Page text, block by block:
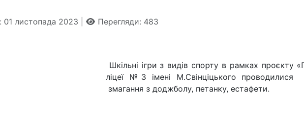
01 листопада 2023 Перегляди: 483
Шкільні ігри з видів спорту в рамках проєкту
ліцеї №3 імені М.Свінціцького проводилися
змагання з доджболу, петанку, естафети.